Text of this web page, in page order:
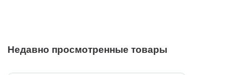
Недавно просмотренные товары